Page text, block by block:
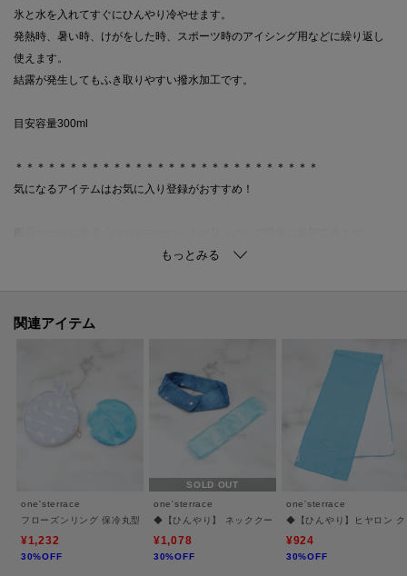
氷と水を入れてすぐにひんやり冷やせます。
発熱時、暑い時、けがをした時、スポーツ時のアイシング用などに繰り返し
使えます。
結露が発生してもふき取りやすい撥水加工です。
目安容量300ml
＊＊＊＊＊＊＊＊＊＊＊＊＊＊＊＊＊＊＊＊＊＊＊＊＊＊＊＊
気になるアイテムはお気に入り登録がおすすめ！
＊＊＊＊＊＊＊＊＊＊＊＊＊＊＊＊＊＊＊＊＊＊＊＊＊＊＊＊
※照明の関係により、実際よりも色味が違って見える場合があります。ま
た、パソコン・スマートフォンなどの環境により、若干製品と画像のカラー
が異なる場合もございます。
関連アイテム
one'sterrace
フローズンリング 保冷丸型ポーチ
¥1,232
30%OFF
SOLD OUT
one'sterrace
◆【ひんやり】 ネッククーラー
¥1,078
30%OFF
one'sterrace
◆【ひんやり】ヒヤロン
¥924
30%OFF